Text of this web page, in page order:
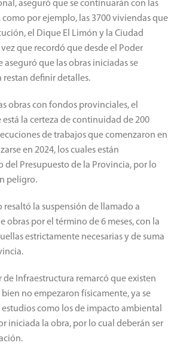
aseguró que se continuarán con las
como por ejemplo, las 3700 viviendas que
el Dique El Limón y la Ciudad
que recordó que desde el Poder
aseguró que las obras iniciadas se
definir detalles.
obras con fondos provinciales, el
la certeza de continuidad de 200
de trabajos que comenzaron en
en 2024, los cuales están
del Presupuesto de la Provincia, por lo
peligro.
resaltó la suspensión de llamado a
obras por el término de 6 meses, con la
estrictamente necesarias y de suma
Infraestructura remarcó que existen
bien no empezaron físicamente, ya se
como los de impacto ambiental
iniciada la obra, por lo cual deberán ser